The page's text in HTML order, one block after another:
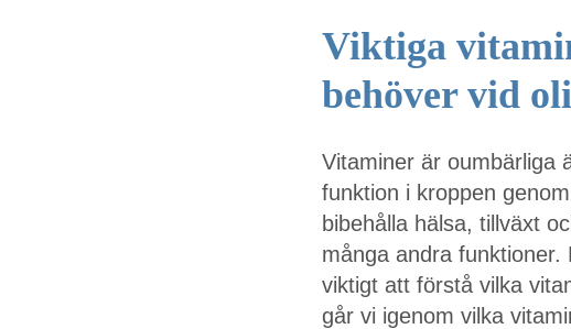
Viktiga
behöver vid
Vitaminer är oumbärliga
funktion i kroppen
bibehålla hälsa, tillväxt
många andra
viktigt att förstå vilka
går vi igenom vilka